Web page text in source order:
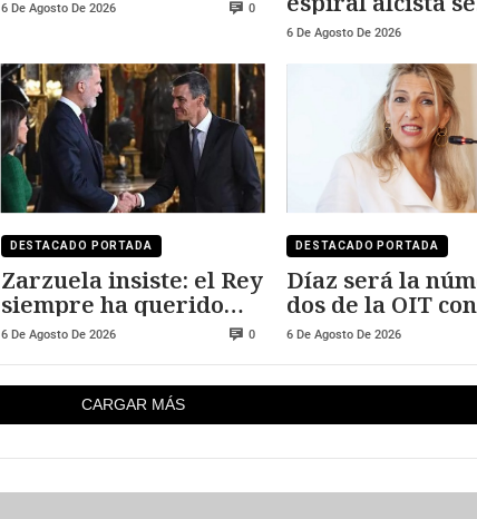
6 De Agosto De 2026 0
mantiene
6 De Agosto De 2026
DESTACADO PORTADA
Zarzuela insiste: el Rey
siempre ha querido
visitar Ceuta y Melilla
6 De Agosto De 2026 0
DESTACADO PORTADA
Díaz será la
dos de la OIT
salario cercano
6 De Agosto De 2026
CARGAR MÁS